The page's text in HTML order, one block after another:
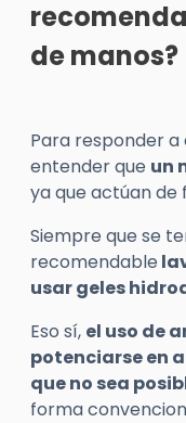
de manos?
Para responder
entender que un
ya que actúan
Siempre que se
recomendable
usar geles
Eso sí, el uso de
potenciarse en
que no sea
forma